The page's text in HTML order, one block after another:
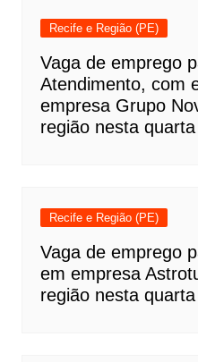
Recife e Região (PE)
Vaga de emprego
Atendimento, com
empresa Grupo
região nesta
Recife e Região (PE)
Vaga de emprego
em empresa
região nesta